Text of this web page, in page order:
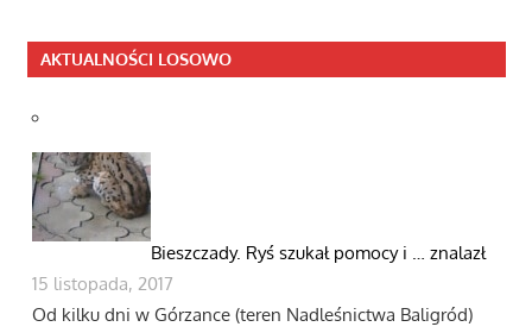
AKTUALNOŚCI LOSOWO
Bieszczady. Ryś szukał pomocy i … znalazł
15 listopada, 2017
Od kilku dni w Górzance (teren Nadleśnictwa Baligród)